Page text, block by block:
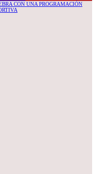
CON UNA PROGRAMACIÓN